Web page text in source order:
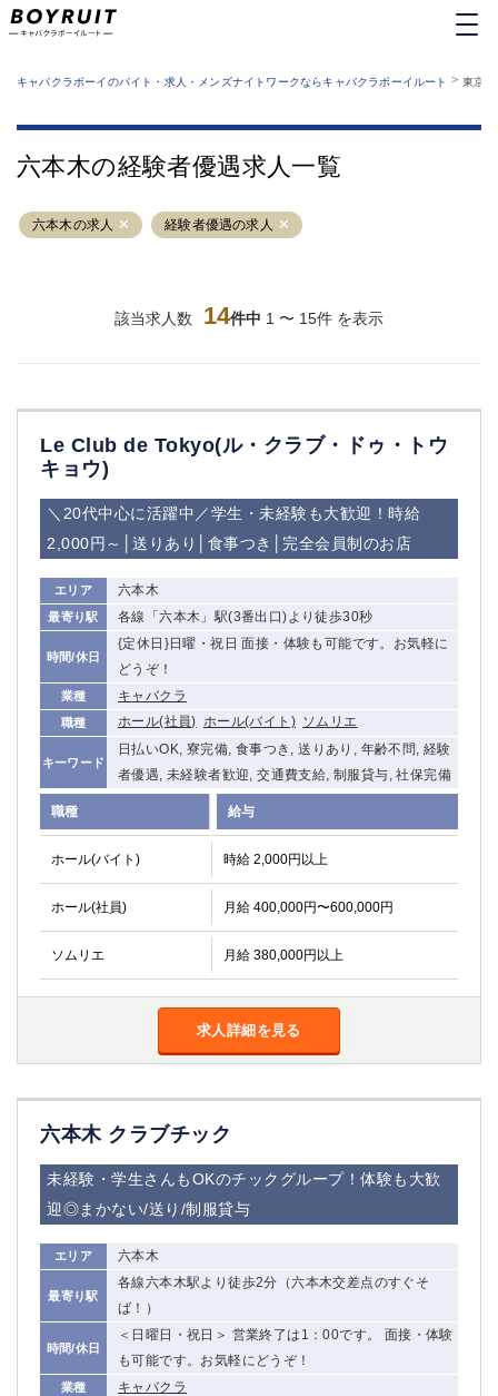
業種から探す
運営者情報
サイトマップ
キャバクラボーイのバイト・求人・メンズナイトワークならキャバクラボーイルート > 東京
六本木の経験者優遇求人一覧
六本木の求人 経験者優遇の求人
該当求人数 14件中 1 〜 15件 を表示
Le Club de Tokyo(ル・クラブ・ドゥ・トウ
キョウ)
＼20代中心に活躍中／学生・未経験も大歓迎！時給
2,000円～│送りあり│食事つき│完全会員制のお店
エリア 六本木
最寄り駅 各線「六本木」駅(3番出口)より徒歩30秒
時間/休日
{定休日}日曜・祝日 面接・体験も可能です。お気軽に
どうぞ！
業種 キャバクラ
職種 ホール(社員) ホール(バイト) ソムリエ
キーワード
日払いOK, 寮完備, 食事つき, 送りあり, 年齢不問, 経験
者優遇, 未経験者歓迎, 交通費支給, 制服貸与, 社保完備
職種 給与
ホール(バイト) 時給 2,000円以上
ホール(社員) 月給 400,000円〜600,000円
ソムリエ 月給 380,000円以上
求人詳細を見る
六本木 クラブチック
未経験・学生さんもOKのチックグループ！体験も大歓
迎◎まかない/送り/制服貸与
エリア 六本木
最寄り駅
各線六本木駅より徒歩2分（六本木交差点のすぐそ
ば！）
時間/休日
＜日曜日・祝日＞ 営業終了は1：00です。 面接・体験
も可能です。お気軽にどうぞ！
業種 キャバクラ
六本木
池袋
吉祥寺
練馬
恵比寿
蒲田
北千住
①六本木 ②西麻布
赤坂
高円寺
赤羽
品川
蒲田東口
多摩センター
立川（南口）
浜松町
西葛西
葛西
ひばりヶ丘（北口）
吉祥寺（南口／公園口） 小作・羽村・福生エリア
自由が丘
吉祥寺（北口／東口）
錦糸町南口
下北沢・経堂
金町（北口）
成増駅徒歩3分の好立地！①JR埼京線「赤羽駅」から徒歩2分 ②東
三軒茶屋（南口）
①歌舞伎町 ②新宿 ③新宿三丁目 ④西
①歌舞伎町 ②新宿 ③西部新宿 ③東新宿
蒲田(西口)
清瀬（南口）
①東武練馬 ②成増・板橋 ③大山 ②池袋
池袋東口
大井町
下赤塚
竹ノ塚
三鷹
新小岩
祖師ヶ谷大蔵
小岩
湯島
久米川
市川
西麻布
五井
神奈川県
関内
横浜
川崎